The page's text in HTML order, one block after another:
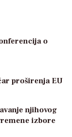
o
proširenja EU
njihovog
izbore